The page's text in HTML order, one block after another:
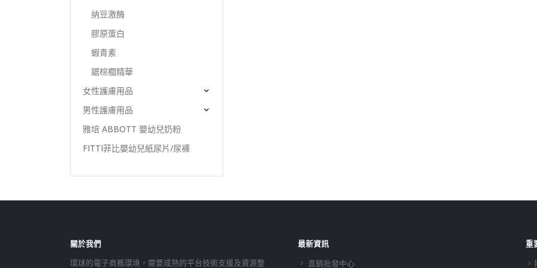
纳豆激酶
膠原蛋白
蝦青素
鋸棕櫚精華
女性護膚用品
男性護膚用品
雅培 ABBOTT 嬰幼兒奶粉
FITTI菲比嬰幼兒紙尿片/尿褲
關於我們
環球的電子商務環境，需要成熟的平台技術支援及資源整
最新資訊
直銷批發中心
重